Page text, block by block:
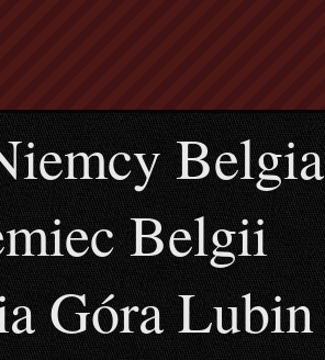
Belgia
Belgii
Góra Lubin